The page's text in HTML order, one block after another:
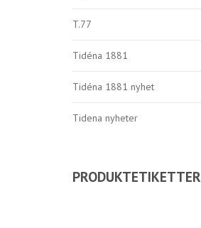
T.77
Tidéna 1881
Tidéna 1881 nyhet
Tidena nyheter
PRODUKTETIKETTER